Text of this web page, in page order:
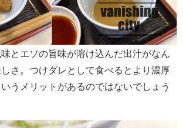
とエソの旨味が溶け込んだ出汁がなん
さ。つけダレとして食べるとより濃厚
うメリットがあるのではないでしょう